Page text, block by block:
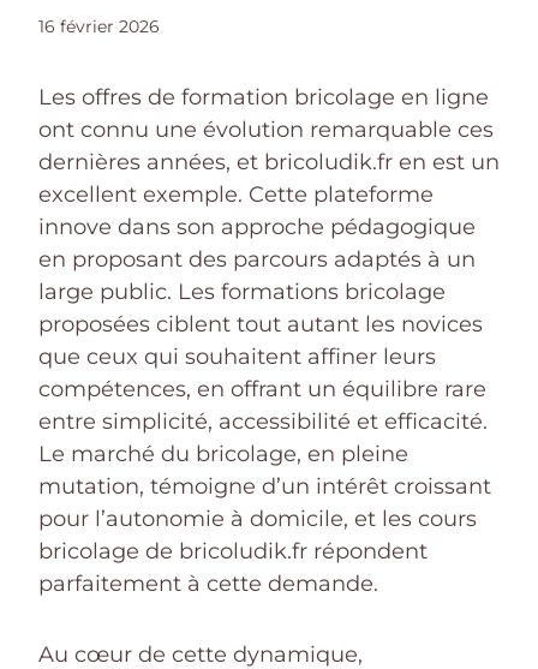
16 février 2026
Les offres de formation bricolage en ligne
ont connu une évolution remarquable ces
dernières années, et bricoludik.fr en est un
excellent exemple. Cette plateforme
innove dans son approche pédagogique
en proposant des parcours adaptés à un
large public. Les formations bricolage
proposées ciblent tout autant les novices
que ceux qui souhaitent affiner leurs
compétences, en offrant un équilibre rare
entre simplicité, accessibilité et efficacité.
Le marché du bricolage, en pleine
mutation, témoigne d’un intérêt croissant
pour l’autonomie à domicile, et les cours
bricolage de bricoludik.fr répondent
parfaitement à cette demande.
Au cœur de cette dynamique,